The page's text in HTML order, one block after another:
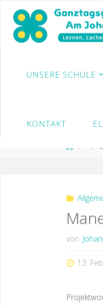
Inhalt
springen
UNSERE SCHULE
KONTAKT
Start
von
13.